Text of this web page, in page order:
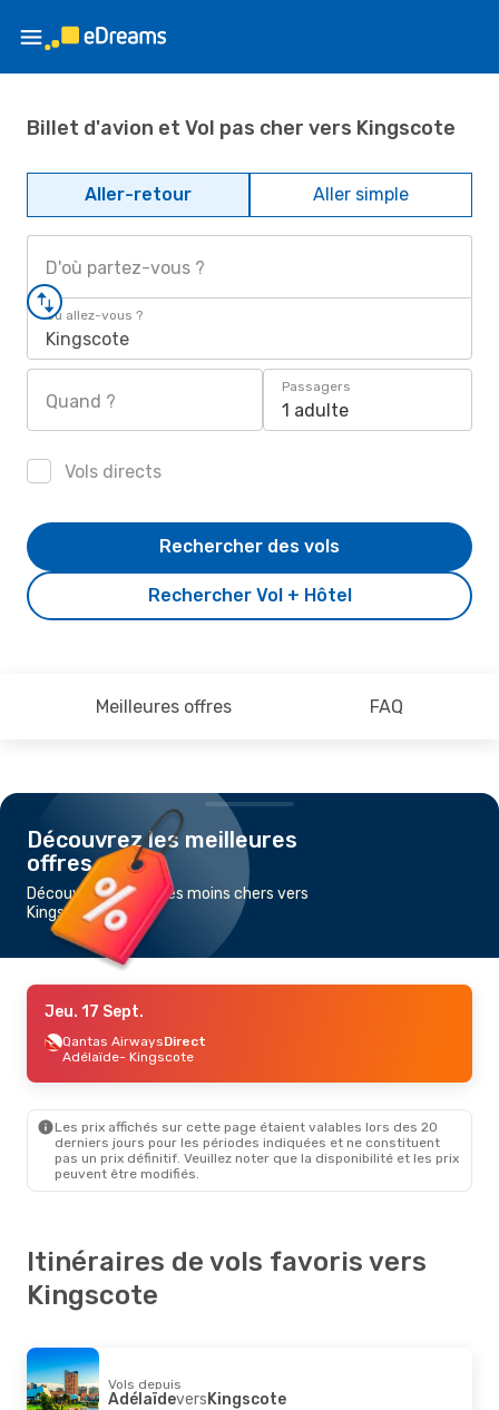
Billet d'avion et Vol pas cher vers Kingscote
Aller-retour Aller simple
D'où partez-vous ?
Où allez-vous ?
Kingscote
Quand ?
Passagers
1 adulte
Vols directs
Rechercher Vol + Hôtel
Rechercher des vols
Meilleures offres FAQ
Découvrez les meilleures
offres
Découvrez les vols les moins chers vers
Kingscote
Jeu. 17 Sept.
Qantas AirwaysDirect
Adélaïde- Kingscote
Les prix affichés sur cette page étaient valables lors des 20
derniers jours pour les périodes indiquées et ne constituent
pas un prix définitif. Veuillez noter que la disponibilité et les prix
peuvent être modifiés.
Itinéraires de vols favoris vers
Kingscote
Vols depuis
AdélaïdeversKingscote